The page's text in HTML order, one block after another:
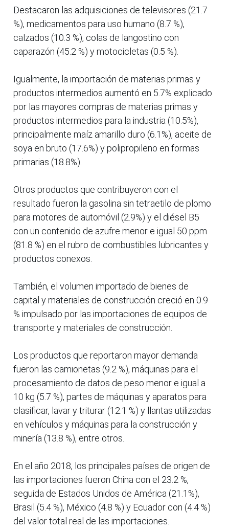
Destacaron las adquisiciones de televisores (21.7
%), medicamentos para uso humano (8.7 %),
calzados (10.3 %), colas de langostino con
caparazón (45.2 %) y motocicletas (0.5 %).
Igualmente, la importación de materias primas y
productos intermedios aumentó en 5.7% explicado
por las mayores compras de materias primas y
productos intermedios para la industria (10.5%),
principalmente maíz amarillo duro (6.1%), aceite de
soya en bruto (17.6%) y polipropileno en formas
primarias (18.8%).
Otros productos que contribuyeron con el
resultado fueron la gasolina sin tetraetilo de plomo
para motores de automóvil (2.9%) y el diésel B5
con un contenido de azufre menor e igual 50 ppm
(81.8 %) en el rubro de combustibles lubricantes y
productos conexos.
También, el volumen importado de bienes de
capital y materiales de construcción creció en 0.9
% impulsado por las importaciones de equipos de
transporte y materiales de construcción.
Los productos que reportaron mayor demanda
fueron las camionetas (9.2 %), máquinas para el
procesamiento de datos de peso menor e igual a
10 kg (5.7 %), partes de máquinas y aparatos para
clasificar, lavar y triturar (12.1 %) y llantas utilizadas
en vehículos y máquinas para la construcción y
minería (13.8 %), entre otros.
En el año 2018, los principales países de origen de
las importaciones fueron China con el 23.2 %,
seguida de Estados Unidos de América (21.1%),
Brasil (5.4 %), México (4.8 %) y Ecuador con (4.4 %)
del valor total real de las importaciones.